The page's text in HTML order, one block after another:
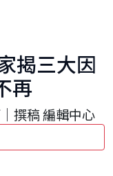
揭三大因
再
稿 編輯中心